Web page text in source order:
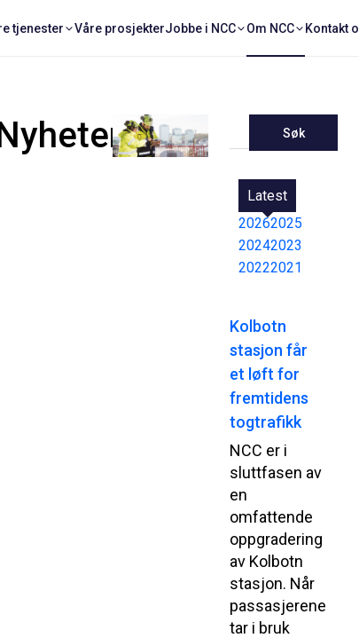
tjenester Våre prosjekterJobbe i NCC Om NCC Kontakt
Søk
Latest
20262025
20242023
20222021
Kolbotn
stasjon får
et løft for
fremtidens
togtrafikk
NCC er i
sluttfasen av
en
omfattende
oppgradering
av Kolbotn
stasjon. Når
passasjerene
tar i bruk